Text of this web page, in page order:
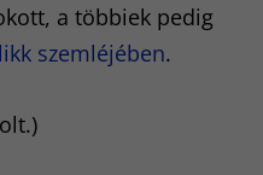
a többiek pedig
szemléjében.